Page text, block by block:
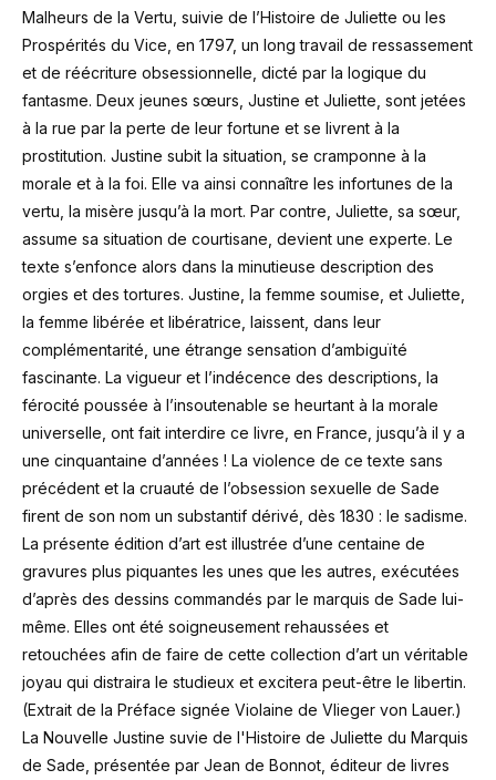
Malheurs de la Vertu, suivie de l’Histoire de Juliette ou les
Prospérités du Vice, en 1797, un long travail de ressassement
et de réécriture obsessionnelle, dicté par la logique du
fantasme. Deux jeunes sœurs, Justine et Juliette, sont jetées
à la rue par la perte de leur fortune et se livrent à la
prostitution. Justine subit la situation, se cramponne à la
morale et à la foi. Elle va ainsi connaître les infortunes de la
vertu, la misère jusqu’à la mort. Par contre, Juliette, sa sœur,
assume sa situation de courtisane, devient une experte. Le
texte s’enfonce alors dans la minutieuse description des
orgies et des tortures. Justine, la femme soumise, et Juliette,
la femme libérée et libératrice, laissent, dans leur
complémentarité, une étrange sensation d’ambiguïté
fascinante. La vigueur et l’indécence des descriptions, la
férocité poussée à l’insoutenable se heurtant à la morale
universelle, ont fait interdire ce livre, en France, jusqu’à il y a
une cinquantaine d’années ! La violence de ce texte sans
précédent et la cruauté de l’obsession sexuelle de Sade
firent de son nom un substantif dérivé, dès 1830 : le sadisme.
La présente édition d’art est illustrée d’une centaine de
gravures plus piquantes les unes que les autres, exécutées
d’après des dessins commandés par le marquis de Sade lui-
même. Elles ont été soigneusement rehaussées et
retouchées afin de faire de cette collection d’art un véritable
joyau qui distraira le studieux et excitera peut-être le libertin.
(Extrait de la Préface signée Violaine de Vlieger von Lauer.)
La Nouvelle Justine suvie de l'Histoire de Juliette du Marquis
de Sade, présentée par Jean de Bonnot, éditeur de livres